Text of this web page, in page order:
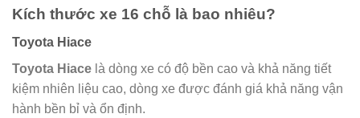
Kích thước xe 16 chỗ là bao nhiêu?
Toyota Hiace
Toyota Hiace là dòng xe có độ bền cao và khả năng tiết
kiệm nhiên liệu cao, dòng xe được đánh giá khả năng vận
hành bền bỉ và ổn định.